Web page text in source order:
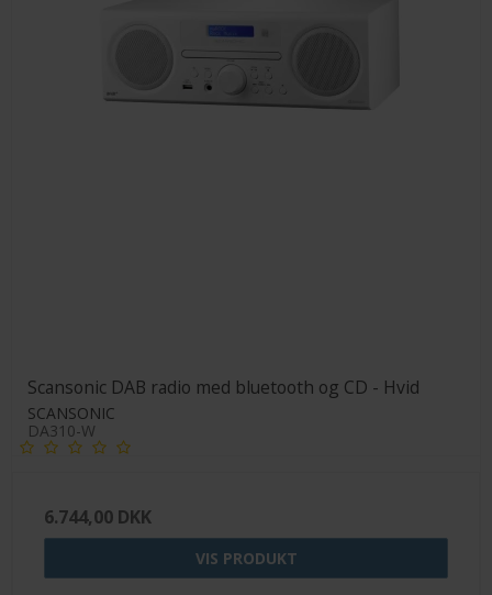
Scansonic DAB radio med bluetooth og CD - Hvid
SCANSONIC
DA310-W
6.744,00 DKK
VIS PRODUKT